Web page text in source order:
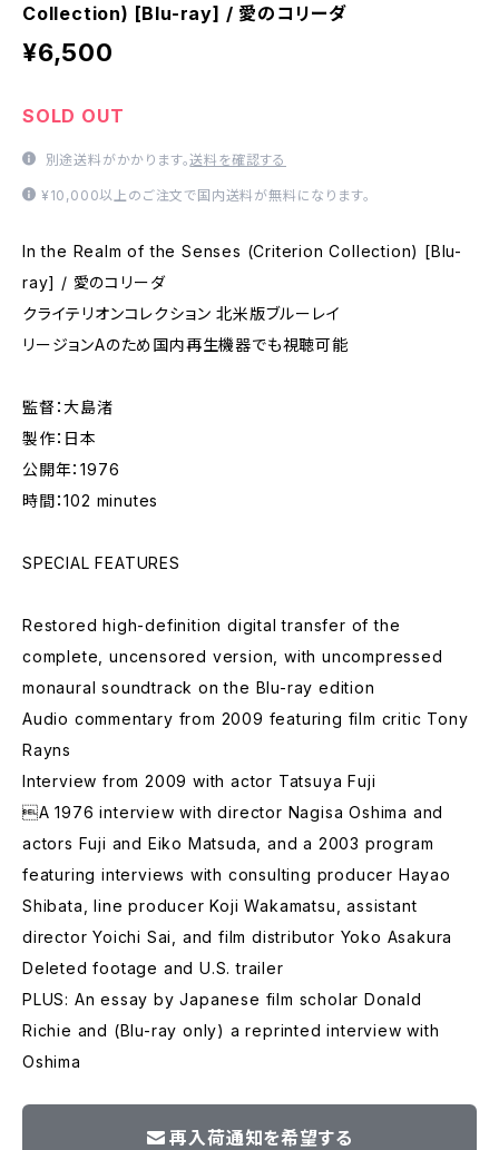
Collection) [Blu-ray] / 愛のコリーダ
¥6,500
SOLD OUT
別途送料がかかります。送料を確認する
¥10,000以上のご注文で国内送料が無料になります。
In the Realm of the Senses (Criterion Collection) [Blu-
ray] / 愛のコリーダ
クライテリオンコレクション 北米版ブルーレイ
リージョンAのため国内再生機器でも視聴可能
監督：大島渚
製作：日本
公開年：1976
時間：102 minutes
SPECIAL FEATURES
Restored high-definition digital transfer of the
complete, uncensored version, with uncompressed
monaural soundtrack on the Blu-ray edition
Audio commentary from 2009 featuring film critic Tony
Rayns
Interview from 2009 with actor Tatsuya Fuji
A 1976 interview with director Nagisa Oshima and
actors Fuji and Eiko Matsuda, and a 2003 program
featuring interviews with consulting producer Hayao
Shibata, line producer Koji Wakamatsu, assistant
director Yoichi Sai, and film distributor Yoko Asakura
Deleted footage and U.S. trailer
PLUS: An essay by Japanese film scholar Donald
Richie and (Blu-ray only) a reprinted interview with
Oshima
再入荷通知を希望する